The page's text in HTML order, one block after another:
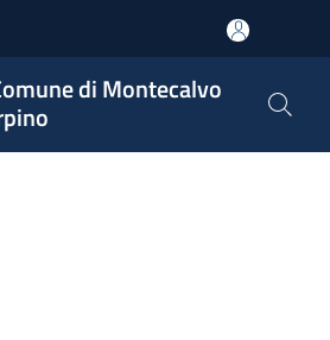
di Montecalvo